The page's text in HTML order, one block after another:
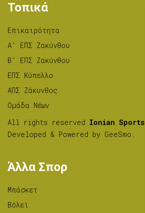
Τοπικά
Επικαιρότητα
A’ ΕΠΣ Ζακύνθου
B’ ΕΠΣ Ζακύνθου
ΕΠΣ Κύπελλο
ΑΠΣ Ζάκυνθος
Ομάδα Νέων
All rights reserved Ionian Sports
Developed & Powered by GeeSmo .
Άλλα Σπορ
Μπάσκετ
Βόλεϊ